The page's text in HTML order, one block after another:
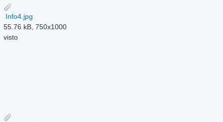
Info4.jpg
55.76 kB, 750x1000
visto